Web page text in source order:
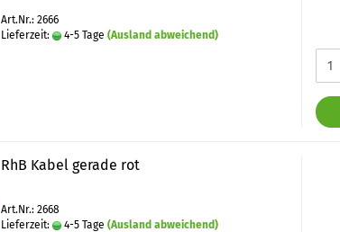
Art.Nr.: 2666
Lieferzeit:
4-5 Tage (Ausland abweichend)
RhB Kabel gerade rot
Art.Nr.: 2668
Lieferzeit:
4-5 Tage (Ausland abweichend)